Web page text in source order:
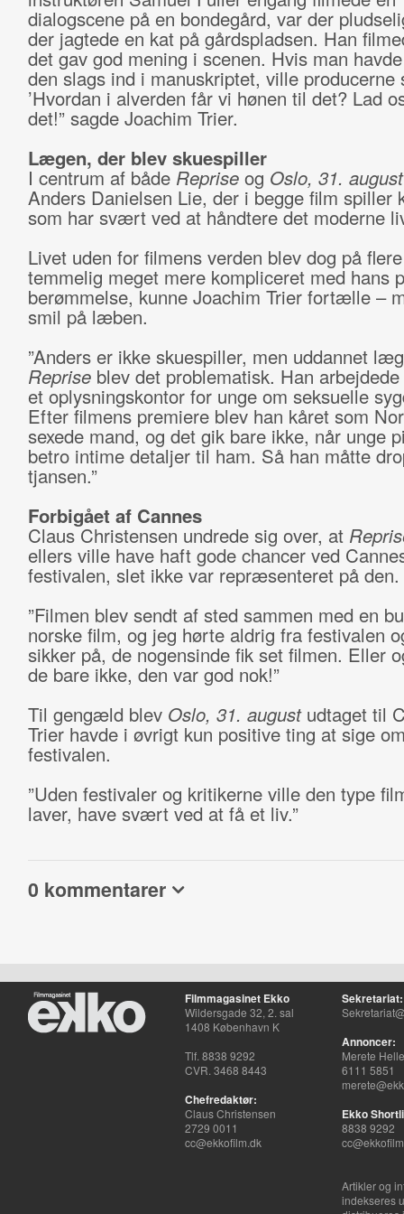
dialogscene på en bondegård, var der
der jagtede en kat på gårdspladsen. Han
det gav god mening i scenen. Hvis man
den slags ind i manuskriptet, ville producerne
’Hvordan i alverden får vi hønen til det? Lad
det!” sagde Joachim Trier.
Lægen, der blev skuespiller
I centrum af både Repriseog Oslo, 31. august
Anders Danielsen Lie, der i begge film spiller
som har svært ved at håndtere det moderne
Livet uden for filmens verden blev dog på
temmelig meget mere kompliceret med hans
berømmelse, kunne Joachim Trier fortælle –
smil på læben.
”Anders er ikke skuespiller, men uddannet
Repriseblev det problematisk. Han
et oplysningskontor for unge om seksuelle
Efter filmens premiere blev han kåret som
sexede mand, og det gik bare ikke, når unge
betro intime detaljer til ham. Så han måtte
tjansen.”
Forbigået af Cannes
Claus Christensen undrede sig over, at
ellers ville have haft gode chancer ved
festivalen, slet ikke var repræsenteret på den.
”Filmen blev sendt af sted sammen med en
norske film, og jeg hørte aldrig fra festivalen
sikker på, de nogensinde fik set filmen. Eller
de bare ikke, den var god nok!”
Til gengæld blev Oslo, 31. augustudtaget til
Trier havde i øvrigt kun positive ting at sige
festivalen.
”Uden festivaler og kritikerne ville den type
laver, have svært ved at få et liv.”
0 kommentarer
Filmmagasinet Ekko
Wildersgade 32, 2. sal
1408 København K
Tlf. 8838 9292
CVR. 3468 8443
Chefredaktør:
Claus Christensen
2729 0011
cc@ekkofilm.dk
Sekretariat:
Annoncer:
Merete
6111 5851
Ekko
8838 9292
Artikler og
indekseres